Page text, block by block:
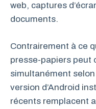
web, captures
documents.
Contrairement à ce
presse-papiers peut
simultanément
version d’Android
récents remplacent